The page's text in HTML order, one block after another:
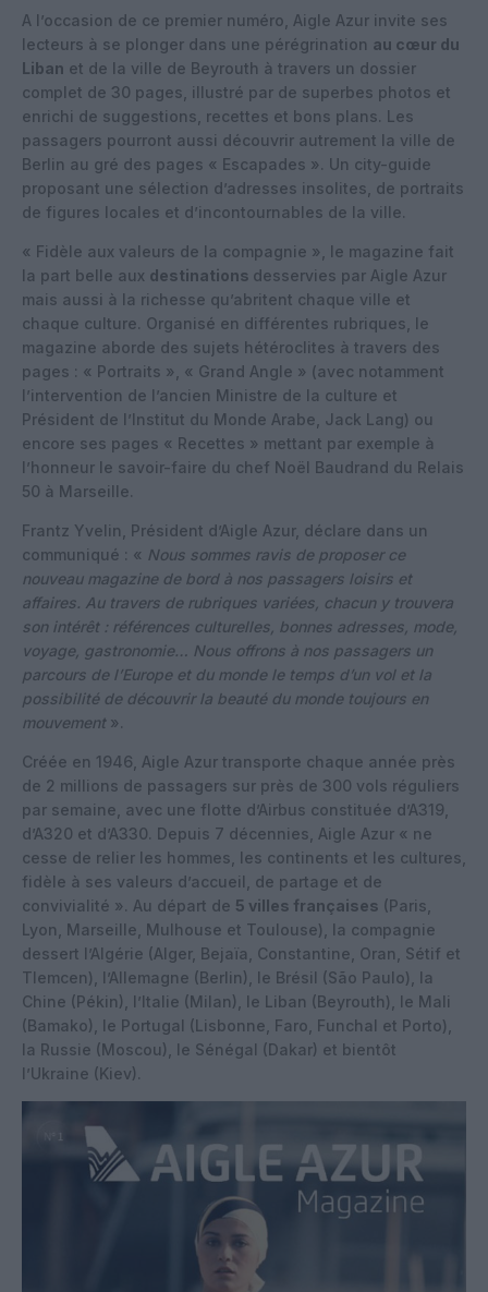
A l’occasion de ce premier numéro, Aigle Azur invite ses
lecteurs à se plonger dans une pérégrination au cœur du
Liban et de la ville de Beyrouth à travers un dossier
complet de 30 pages, illustré par de superbes photos et
enrichi de suggestions, recettes et bons plans. Les
passagers pourront aussi découvrir autrement la ville de
Berlin au gré des pages « Escapades ». Un city-guide
proposant une sélection d’adresses insolites, de portraits
de figures locales et d’incontournables de la ville.
« Fidèle aux valeurs de la compagnie », le magazine fait
la part belle aux destinations desservies par Aigle Azur
mais aussi à la richesse qu’abritent chaque ville et
chaque culture. Organisé en différentes rubriques, le
magazine aborde des sujets hétéroclites à travers des
pages : « Portraits », « Grand Angle » (avec notamment
l’intervention de l’ancien Ministre de la culture et
Président de l’Institut du Monde Arabe, Jack Lang) ou
encore ses pages « Recettes » mettant par exemple à
l’honneur le savoir-faire du chef Noël Baudrand du Relais
50 à Marseille.
Frantz Yvelin, Président d’Aigle Azur, déclare dans un
communiqué : « Nous sommes ravis de proposer ce
nouveau magazine de bord à nos passagers loisirs et
affaires. Au travers de rubriques variées, chacun y trouvera
son intérêt : références culturelles, bonnes adresses, mode,
voyage, gastronomie… Nous offrons à nos passagers un
parcours de l’Europe et du monde le temps d’un vol et la
possibilité de découvrir la beauté du monde toujours en
mouvement ».
Créée en 1946, Aigle Azur transporte chaque année près
de 2 millions de passagers sur près de 300 vols réguliers
par semaine, avec une flotte d’Airbus constituée d’A319,
d’A320 et d’A330. Depuis 7 décennies, Aigle Azur « ne
cesse de relier les hommes, les continents et les cultures,
fidèle à ses valeurs d’accueil, de partage et de
convivialité ». Au départ de 5 villes françaises (Paris,
Lyon, Marseille, Mulhouse et Toulouse), la compagnie
dessert l’Algérie (Alger, Bejaïa, Constantine, Oran, Sétif et
Tlemcen), l’Allemagne (Berlin), le Brésil (São Paulo), la
Chine (Pékin), l’Italie (Milan), le Liban (Beyrouth), le Mali
(Bamako), le Portugal (Lisbonne, Faro, Funchal et Porto),
la Russie (Moscou), le Sénégal (Dakar) et bientôt
l’Ukraine (Kiev).